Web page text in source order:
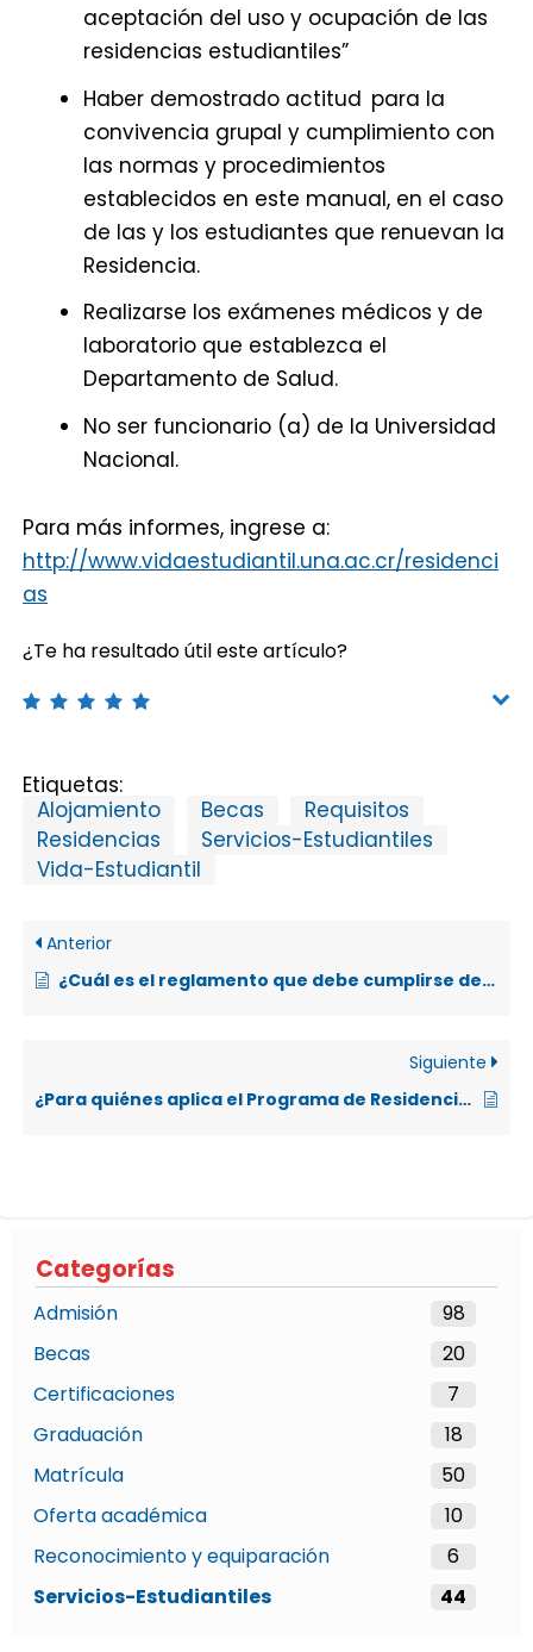
Categorías
Admisión
98
Becas
20
Certificaciones
7
Graduación
18
Matrícula
50
Oferta académica
10
Reconocimiento y equiparación
6
Servicios-Estudiantiles
44
aceptación del uso y ocupación de las
residencias estudiantiles”
Haber demostrado actitud para la
convivencia grupal y cumplimiento con
las normas y procedimientos
establecidos en este manual, en el caso
de las y los estudiantes que renuevan la
Residencia.
Realizarse los exámenes médicos y de
laboratorio que establezca el
Departamento de Salud.
No ser funcionario (a) de la Universidad
Nacional.
Para más informes, ingrese a:
http://www.vidaestudiantil.una.ac.cr/residenci
as
¿Te ha resultado útil este artículo?
Etiquetas:
Alojamiento
Becas
Requisitos
Residencias
Servicios-Estudiantiles
Vida-Estudiantil
Anterior
¿Cuál es el reglamento que debe cumplirse dentro de las Residencias Estudiantiles?
Siguiente
¿Para quiénes aplica el Programa de Residencias Estudiantiles?